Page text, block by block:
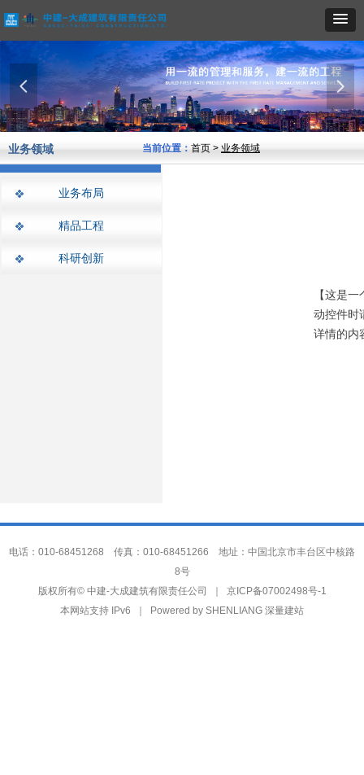
넳 넲
业务领域 当前位置： 首页 > 业务领域
【这是
动控件时
详情的内
业务布局
精品工程
科研创新
电话：010-68451268 传真：010-68451266 地址：中国北京市丰台区中核路
8号
版权所有© 中建-大成建筑有限责任公司
京ICP备07002498号-1
本网站支持 IPv6 ｜ Powered by SHENLIANG 深量建站